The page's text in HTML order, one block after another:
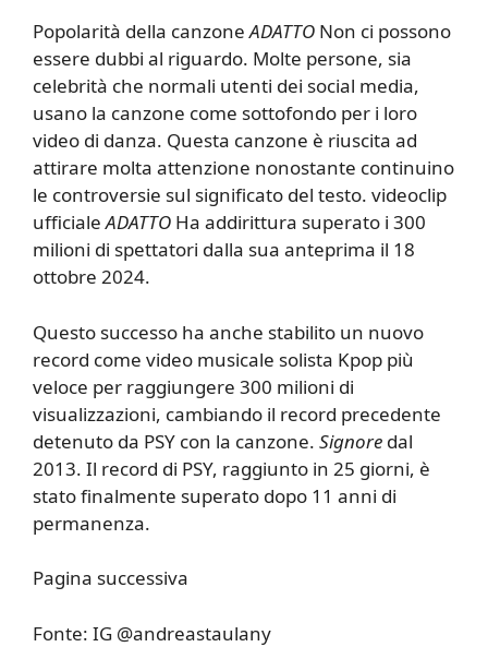
Popolarità della canzoneADATTO Non ci possono
essere dubbi al riguardo. Molte persone, sia
celebrità che normali utenti dei social media,
usano la canzone come sottofondo per i loro
video di danza. Questa canzone è riuscita ad
attirare molta attenzione nonostante continuino
le controversie sul significato del testo. videoclip
ufficialeADATTO Ha addirittura superato i 300
milioni di spettatori dalla sua anteprima il 18
ottobre 2024.
Questo successo ha anche stabilito un nuovo
record come video musicale solista Kpop più
veloce per raggiungere 300 milioni di
visualizzazioni, cambiando il record precedente
detenuto da PSY con la canzone. Signore dal
2013. Il record di PSY, raggiunto in 25 giorni, è
stato finalmente superato dopo 11 anni di
permanenza.
Pagina successiva
Fonte: IG @andreastaulany